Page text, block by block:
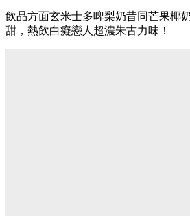
飲品方面玄米士多啤梨奶昔同芒果椰
甜，熱飲白癡戀人超濃朱古力味！